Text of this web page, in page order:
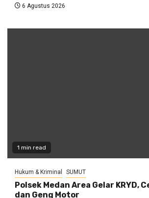
6 Agustus 2026
1 min read
Hukum & Kriminal SUMUT
Polsek Medan Area Gelar KRYD,
dan Geng Motor